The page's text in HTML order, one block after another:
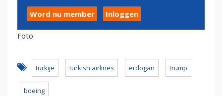
Word nu member Inloggen
Foto
turkije turkish airlines erdogan trump
boeing